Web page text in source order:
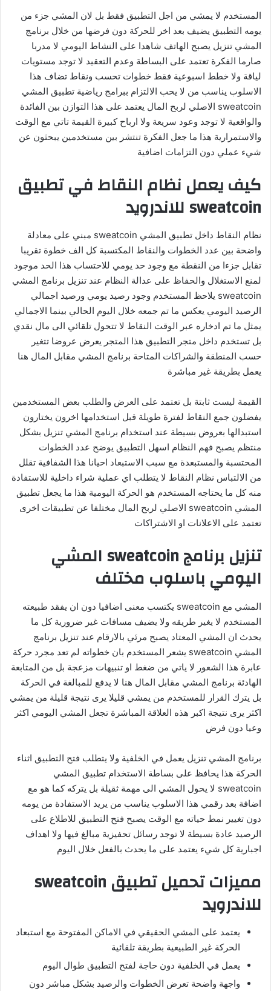
المستخدم لا يمشي من اجل التطبيق فقط بل لان المشي جزء من
يومه التطبيق يضيف بعد اخر للحركة دون فرضها من خلال برنامج
المشي تنزيل يصبح الهاتف شاهدا على النشاط اليومي لا مدربا
صارما الفكرة تعتمد على البساطة وعدم التعقيد لا توجد مستويات
لياقة ولا خطط اسبوعية فقط خطوات تحسب ونقاط تضاف هذا
الاسلوب يناسب من لا يحب الالتزام ببرامج رياضية تطبيق المشي
sweatcoin الاصلي لربح المال يعتمد على هذا التوازن بين الفائدة
والواقعية لا توجد وعود سريعة ولا ارباح كبيرة القيمة تاتي مع الوقت
والاستمرارية هذا ما جعل الفكرة تنتشر بين مستخدمين يبحثون عن
شيء عملي دون التزامات اضافية
كيف يعمل نظام النقاط في تطبيق
sweatcoin للاندرويد
نظام النقاط داخل تطبيق المشي sweatcoin مبني على معادلة
واضحة بين عدد الخطوات والنقاط المكتسبة كل الف خطوة تقريبا
تقابل جزءا من النقطة مع وجود حد يومي للاحتساب هذا الحد موجود
لمنع الاستغلال والحفاظ على عدالة النظام عند تنزيل برنامج المشي
sweatcoin يلاحظ المستخدم وجود رصيد يومي ورصيد اجمالي
الرصيد اليومي يعكس ما تم جمعه خلال اليوم الحالي بينما الاجمالي
يمثل ما تم ادخاره عبر الوقت النقاط لا تتحول تلقائي الى مال نقدي
بل تستخدم داخل متجر التطبيق هذا المتجر يعرض عروضا تتغير
حسب المنطقة والشراكات المتاحة برنامج المشي مقابل المال هنا
يعمل بطريقة غير مباشرة
القيمة ليست ثابتة بل تعتمد على العرض والطلب بعض المستخدمين
يفضلون جمع النقاط لفترة طويلة قبل استخدامها اخرون يختارون
استبدالها بعروض بسيطة عند استخدام برنامج المشي تنزيل بشكل
منتظم يصبح فهم النظام اسهل التطبيق يوضح عدد الخطوات
المحتسبة والمستبعدة مع سبب الاستبعاد احيانا هذا الشفافية تقلل
من الالتباس نظام النقاط لا يتطلب اي عملية شراء داخلية للاستفادة
منه كل ما يحتاجه المستخدم هو الحركة اليومية هذا ما يجعل تطبيق
المشي sweatcoin الاصلي لربح المال مختلفا عن تطبيقات اخرى
تعتمد على الاعلانات او الاشتراكات
تنزيل برنامج sweatcoin المشي
اليومي باسلوب مختلف
المشي مع sweatcoin يكتسب معنى اضافيا دون ان يفقد طبيعته
المستخدم لا يغير طريقه ولا يضيف مسافات غير ضرورية كل ما
يحدث ان المشي المعتاد يصبح مرئي بالارقام عند تنزيل برنامج
المشي sweatcoin يشعر المستخدم بان خطواته لم تعد مجرد حركة
عابرة هذا الشعور لا ياتي من ضغط او تنبيهات مزعجة بل من المتابعة
الهادئة برنامج المشي مقابل المال هنا لا يدفع للمبالغة في الحركة
بل يترك القرار للمستخدم من يمشي قليلا يرى نتيجة قليلة من يمشي
اكثر يرى نتيجة اكبر هذه العلاقة المباشرة تجعل المشي اليومي اكثر
وعيا دون فرض
برنامج المشي تنزيل يعمل في الخلفية ولا يتطلب فتح التطبيق اثناء
الحركة هذا يحافظ على بساطة الاستخدام تطبيق المشي
sweatcoin لا يحول المشي الى مهمة ثقيلة بل يتركه كما هو مع
اضافة بعد رقمي هذا الاسلوب يناسب من يريد الاستفادة من يومه
دون تغيير نمط حياته مع الوقت يصبح فتح التطبيق للاطلاع على
الرصيد عادة بسيطة لا توجد رسائل تحفيزية مبالغ فيها ولا اهداف
اجبارية كل شيء يعتمد على ما يحدث بالفعل خلال اليوم
مميزات تحميل تطبيق sweatcoin
للاندرويد
يعتمد على المشي الحقيقي في الاماكن المفتوحة مع استبعاد
الحركة غير الطبيعية بطريقة تلقائية
يعمل في الخلفية دون حاجة لفتح التطبيق طوال اليوم
واجهة واضحة تعرض الخطوات والرصيد بشكل مباشر دون